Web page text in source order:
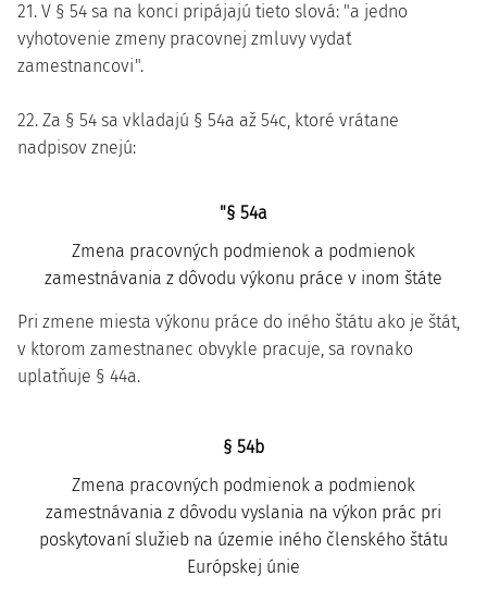
21. V § 54 sa na konci pripájajú tieto slová: "a jedno
vyhotovenie zmeny pracovnej zmluvy vydať
zamestnancovi".
22. Za § 54 sa vkladajú § 54a až 54c, ktoré vrátane
nadpisov znejú:
"§ 54a
Zmena pracovných podmienok a podmienok
zamestnávania z dôvodu výkonu práce v inom štáte
Pri zmene miesta výkonu práce do iného štátu ako je štát,
v ktorom zamestnanec obvykle pracuje, sa rovnako
uplatňuje § 44a.
§ 54b
Zmena pracovných podmienok a podmienok
zamestnávania z dôvodu vyslania na výkon prác pri
poskytovaní služieb na územie iného členského štátu
Európskej únie